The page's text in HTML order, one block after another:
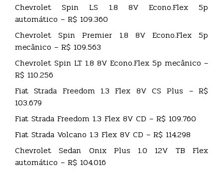
Chevrolet Spin LS 1.8 8V Econo.Flex 5p
automático – R$ 109.360
Chevrolet Spin Premier 1.8 8V Econo.Flex 5p
mecânico – R$ 109.563
Chevrolet Spin LT 1.8 8V Econo.Flex 5p mecânico –
R$ 110.256
Fiat Strada Freedom 1.3 Flex 8V CS Plus – R$
103.679
Fiat Strada Freedom 1.3 Flex 8V CD – R$ 109.760
Fiat Strada Volcano 1.3 Flex 8V CD – R$ 114.298
Chevrolet Sedan Onix Plus 1.0 12V TB Flex
automático – R$ 104.016